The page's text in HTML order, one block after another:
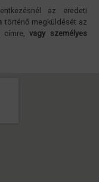
az eredeti
történő megküldését az
címre,vagy személyes